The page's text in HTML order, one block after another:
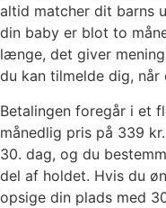
altid matcher dit barns
din baby er blot to
længe, det giver
du kan tilmelde dig, når
Betalingen foregår i et
månedlig pris på 339
30. dag, og du
del af holdet. Hvis du
opsige din plads med